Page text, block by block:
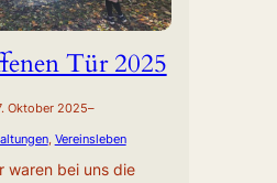
Tür 2025
Oktober 2025–
, Vereinsleben
waren bei uns die